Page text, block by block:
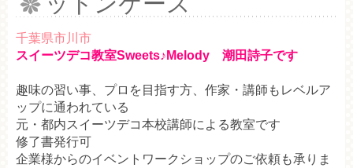
千葉県市川市
スイーツデコ教室Sweets♪Melody 潮田詩子です
趣味の習い事、プロを目指す方、作家・講師もレベルア
ップに通われている
元・都内スイーツデコ本校講師による教室です
修了書発行可
企業様からのイベントワークショップのご依頼も承りま